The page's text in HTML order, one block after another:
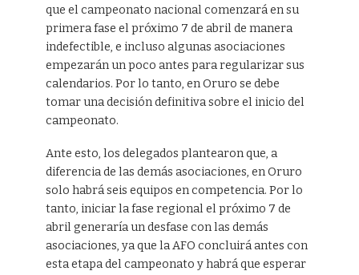
que el campeonato nacional comenzará en su
primera fase el próximo 7 de abril de manera
indefectible, e incluso algunas asociaciones
empezarán un poco antes para regularizar sus
calendarios. Por lo tanto, en Oruro se debe
tomar una decisión definitiva sobre el inicio del
campeonato.
Ante esto, los delegados plantearon que, a
diferencia de las demás asociaciones, en Oruro
solo habrá seis equipos en competencia. Por lo
tanto, iniciar la fase regional el próximo 7 de
abril generaría un desfase con las demás
asociaciones, ya que la AFO concluirá antes con
esta etapa del campeonato y habrá que esperar